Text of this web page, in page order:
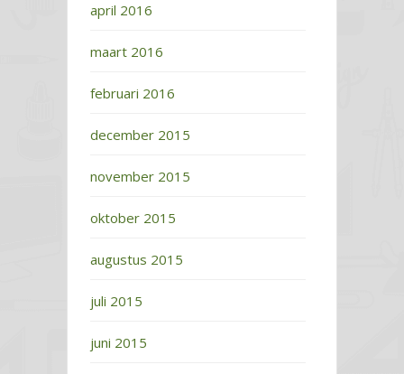
april 2016
maart 2016
februari 2016
december 2015
november 2015
oktober 2015
augustus 2015
juli 2015
juni 2015